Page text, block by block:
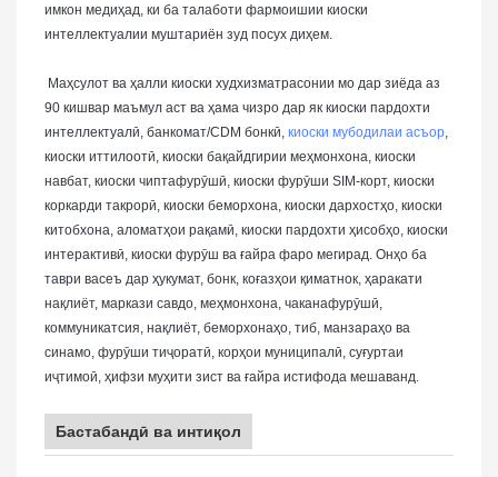
имкон медиҳад, ки ба талаботи фармоишии киоски
интеллектуалии муштариён зуд посух диҳем.
Маҳсулот ва ҳалли киоски худхизматрасонии мо дар зиёда аз
90 кишвар маъмул аст ва ҳама чизро дар як киоски пардохти
интеллектуалӣ, банкомат/CDM бонкӣ, киоски мубодилаи асъор,
киоски иттилоотӣ, киоски бақайдгирии меҳмонхона, киоски
навбат, киоски чиптафурӯшӣ, киоски фурӯши SIM-корт, киоски
коркарди такрорӣ, киоски беморхона, киоски дархостҳо, киоски
китобхона, аломатҳои рақамӣ, киоски пардохти ҳисобҳо, киоски
интерактивӣ, киоски фурӯш ва ғайра фаро мегирад. Онҳо ба
таври васеъ дар ҳукумат, бонк, коғазҳои қиматнок, ҳаракати
нақлиёт, маркази савдо, меҳмонхона, чаканафурӯшӣ,
коммуникатсия, нақлиёт, беморхонаҳо, тиб, манзараҳо ва
синамо, фурӯши тиҷоратӣ, корҳои муниципалӣ, суғуртаи
иҷтимоӣ, ҳифзи муҳити зист ва ғайра истифода мешаванд.
Бастабандӣ ва интиқол